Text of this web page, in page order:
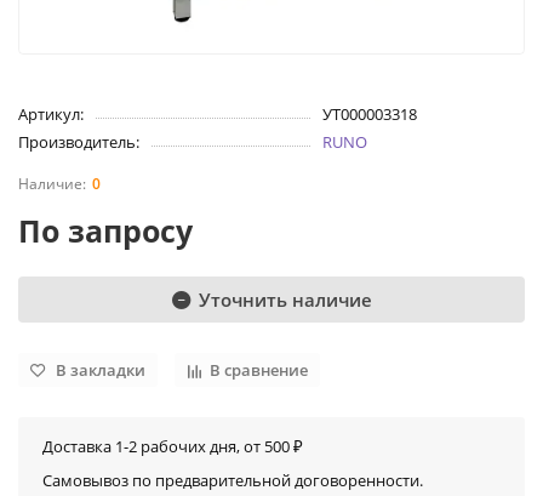
Артикул:
УТ000003318
Производитель:
RUNO
0
По запросу
Уточнить наличие
В закладки В сравнение
Доставка 1-2 рабочих дня, от 500 ₽
Самовывоз по предварительной договоренности.